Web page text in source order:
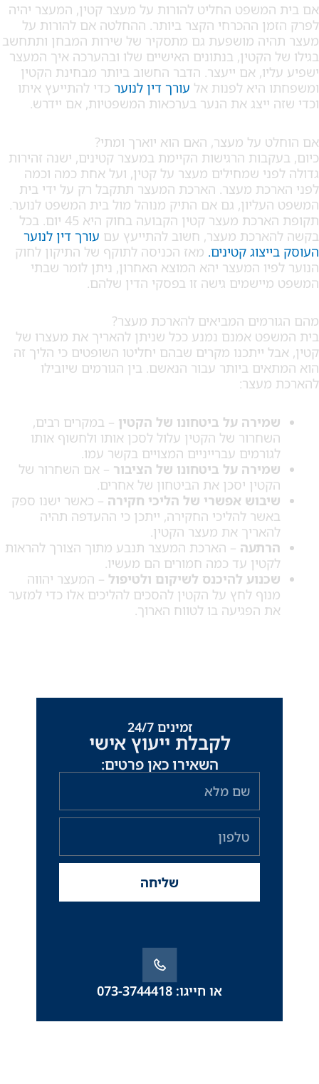
החליט להורות על מעצר קטין, המעצר יהיה
ההכרחי הקצר ביותר. ההחלטה אם להורות על
מושפעת גם מתסקיר של שירות המבחן ותתחשב
הקטין, בנתונים האישיים שלו ובהערכה איך המעצר
אם ייעצר. הדבר החשוב ביותר מבחינת הקטין
היא לפנות אלעורך דין לנוערכדי להתייעץ איתו
ייצג את הנער בערכאות המשפטיות, אם יידרש.
על מעצר, האם הוא יוארך ומתי?
הרגישות הקיימת במעצר קטינים, ישנה זהירות
שמחילים מעצר על קטין, ועל אחת כמה וכמה
מעצר. הארכת המעצר תתקבל רק על ידי בית
גם אם התיק מנוהל מול בית המשפט לנוער.
תקופת הארכת מעצר קטין הקבועה בחוק היא 45 יום. בכל
מעצר, חשוב להתייעץ עםעורך דין לנוער
קטינים.מאז הכניסה לתוקף של התיקון לחוק
המעצר יהא המוצא האחרון, ניתן לומר שבתי
גישה זו בפסקי הדין שלהם.
המביאים להארכת מעצר?
אמנם נמנע ככל שניתן להאריך את מעצרו של
ייתכנו מקרים שבהם יחליטו השופטים כי הליך זה
ביותר עבור הנאשם. בין הגורמים שיובילו
על ביטחונו של הקטין– במקרים רבים,
של הקטין עלול לסכן אותו ולחשוף אותו
עברייניים המצויים בקשר עמו.
על ביטחונו של הציבור– אם השחרור של
יסכן את הביטחון של אחרים.
אפשרי של הליכי חקירה– כאשר ישנו ספק
להליכי החקירה, ייתכן כי ההעדפה תהיה
את מעצר הקטין.
– הארכת המעצר תנבע מתוך הצורך להראות
עד כמה חמורים הם מעשיו.
להיכנס לשיקום ולטיפול – המעצר יהווה
לחץ על הקטין להסכים להליכים אלו כדי למזער
הפגיעה בו לטווח הארוך.
לקבלת ייעוץ אישי
השאירו כאן פרטים:
או חייגו: 073-3744418